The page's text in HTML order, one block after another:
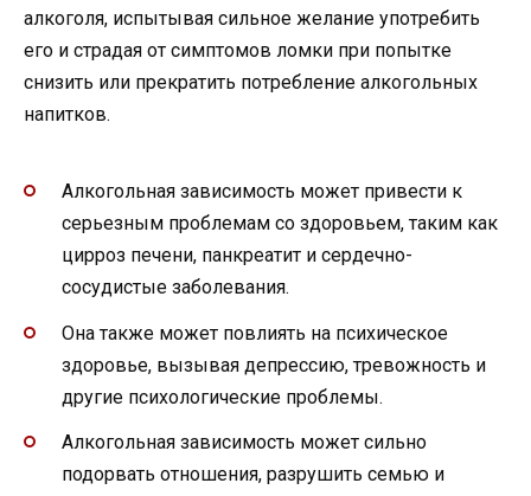
алкоголя, испытывая сильное желание употребить
его и страдая от симптомов ломки при попытке
снизить или прекратить потребление алкогольных
напитков.
Алкогольная зависимость может привести к
серьезным проблемам со здоровьем, таким как
цирроз печени, панкреатит и сердечно-
сосудистые заболевания.
Она также может повлиять на психическое
здоровье, вызывая депрессию, тревожность и
другие психологические проблемы.
Алкогольная зависимость может сильно
подорвать отношения, разрушить семью и